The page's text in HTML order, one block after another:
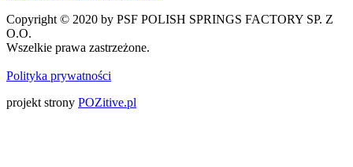
Copyright © 2020 by PSF POLISH SPRINGS FACTORY SP. Z
O.O.
Wszelkie prawa zastrzeżone.
Polityka prywatności
projekt strony POZitive.pl